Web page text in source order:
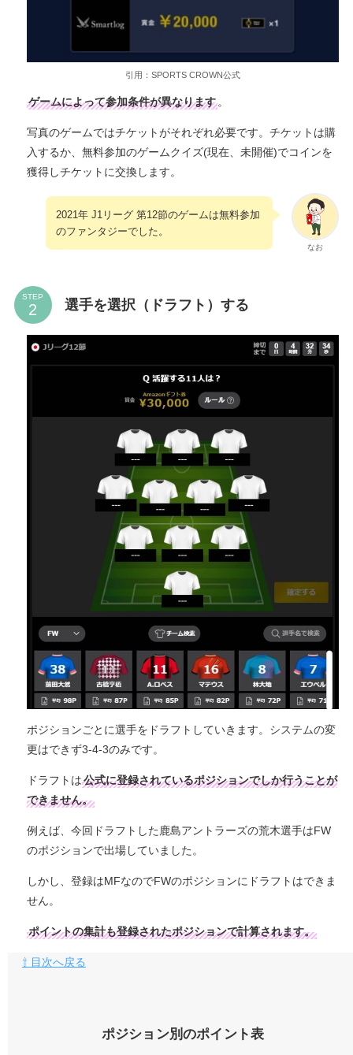
引用：SPORTS CROWN公式
ゲームによって参加条件が異なります。
写真のゲームではチケットがそれぞれ必要です。チケットは購
入するか、無料参加のゲームクイズ(現在、未開催)でコインを
獲得しチケットに交換します。
なお
2021年 J1リーグ 第12節のゲームは無料参加
のファンタジーでした。
STEP
選手を選択（ドラフト）する
ポジションごとに選手をドラフトしていきます。システムの変
更はできず3-4-3のみです。
ドラフトは公式に登録されているポジションでしか行うことが
できません。
例えば、今回ドラフトした鹿島アントラーズの荒木選手はFW
のポジションで出場していました。
しかし、登録はMFなのでFWのポジションにドラフトはできま
せん。
ポイントの集計も登録されたポジションで計算されます。
⇧ 目次へ戻る
ポジション別のポイント表